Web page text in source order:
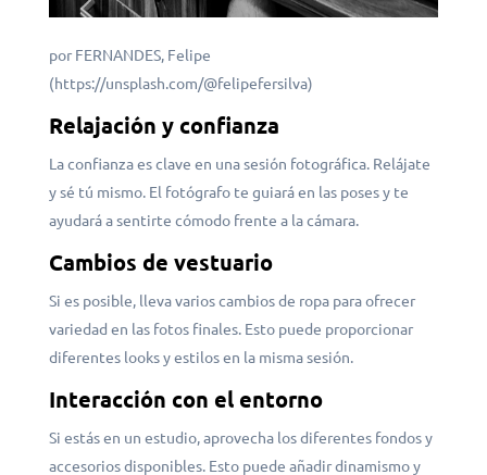
por FERNANDES, Felipe
(https://unsplash.com/@felipefersilva)
Relajación y confianza
La confianza es clave en una sesión fotográfica. Relájate
y sé tú mismo. El fotógrafo te guiará en las poses y te
ayudará a sentirte cómodo frente a la cámara.
Cambios de vestuario
Si es posible, lleva varios cambios de ropa para ofrecer
variedad en las fotos finales. Esto puede proporcionar
diferentes looks y estilos en la misma sesión.
Interacción con el entorno
Si estás en un estudio, aprovecha los diferentes fondos y
accesorios disponibles. Esto puede añadir dinamismo y